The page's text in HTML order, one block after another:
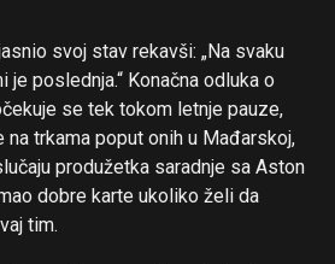
svoj stav rekavši: „Na svaku
je poslednja.“ Konačna odluka o
se tek tokom letnje pauze,
trkama poput onih u Mađarskoj,
produžetka saradnje sa Aston
dobre karte ukoliko želi da
tim.